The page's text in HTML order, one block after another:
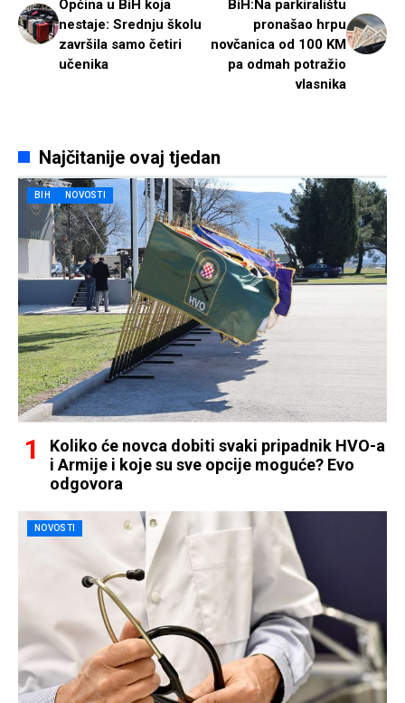
Općina u BiH koja
nestaje: Srednju školu
završila samo četiri
učenika
BiH:Na parkiralištu
pronašao hrpu
novčanica od 100 KM
pa odmah potražio
vlasnika
Najčitanije ovaj tjedan
BIH NOVOSTI
Koliko će novca dobiti svaki pripadnik HVO-a
i Armije i koje su sve opcije moguće? Evo
odgovora
NOVOSTI